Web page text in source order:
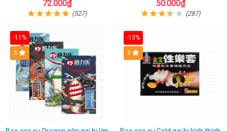
72.000₫
(527)
50.000₫
(287)
-11%
Hot
5
-13%
3